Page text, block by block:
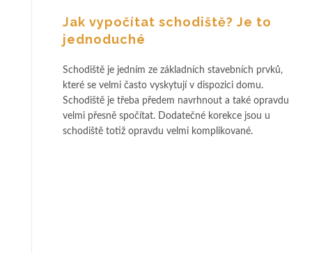
Jak vypočítat schodiště? Je to
jednoduché
Schodiště je jedním ze základních stavebních prvků,
které se velmi často vyskytují v dispozici domu.
Schodiště je třeba předem navrhnout a také opravdu
velmi přesně spočítat. Dodatečné korekce jsou u
schodiště totiž opravdu velmi komplikované.